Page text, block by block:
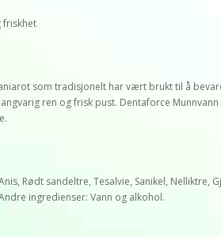
friskhet
som tradisjonelt har vært brukt til å
ren og frisk pust. Dentaforce
Rødt sandeltre, Tesalvie, Sanikel, Nelliktre,
ingredienser: Vann og alkohol.